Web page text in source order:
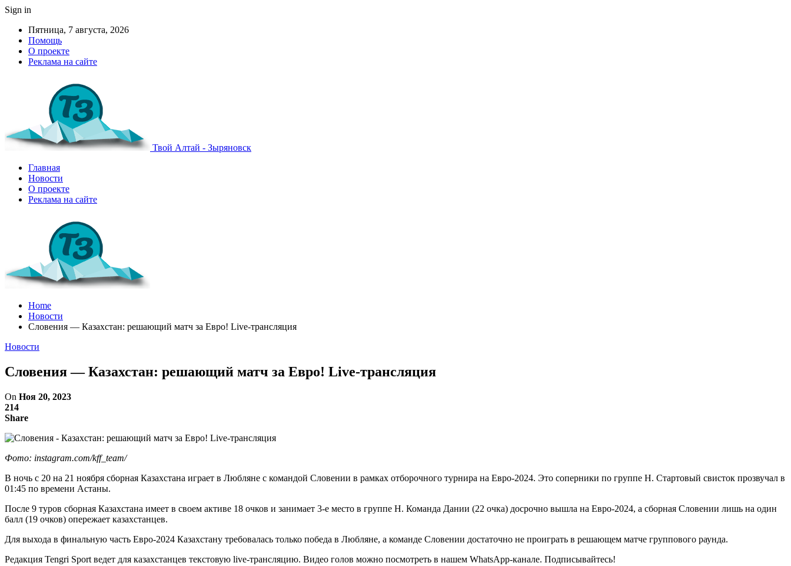
Sign in
Пятница, 7 августа, 2026
Помощь
О проекте
Реклама на сайте
Твой Алтай - Зыряновск
Главная
Новости
О проекте
Реклама на сайте
Home
Новости
Словения — Казахстан: решающий матч за Евро! Live-трансляция
Новости
Словения — Казахстан: решающий матч за Евро! Live-трансляция
On Ноя 20, 2023
214
Share
Фото: instagram.com/kff_team/
В ночь с 20 на 21 ноября сборная Казахстана играет в Любляне с командой Словении в рамках отборочного турнира на Евро-2024. Это соперники по группе H. Стартовый свисток прозвучал в
01:45 по времени Астаны.
После 9 туров сборная Казахстана имеет в своем активе 18 очков и занимает 3-е место в группе Н. Команда Дании (22 очка) досрочно вышла на Евро-2024, а сборная Словении лишь на один
балл (19 очков) опережает казахстанцев.
Для выхода в финальную часть Евро-2024 Казахстану требовалась только победа в Любляне, а команде Словении достаточно не проиграть в решающем матче группового раунда.
Редакция Tengri Sport ведет для казахстанцев текстовую live-трансляцию. Видео голов можно посмотреть в нашем WhatsApp-канале. Подписывайтесь!